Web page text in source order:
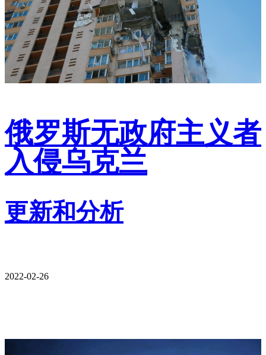
俄罗斯无政府主义者
入侵乌克兰
更新和分析
2022-02-26